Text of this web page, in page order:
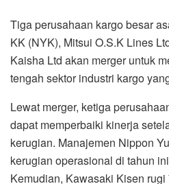
Tiga perusahaan kargo besar
KK (NYK), Mitsui O.S.K Lines
Kaisha Ltd akan merger untuk
tengah sektor industri kargo
Lewat merger, ketiga
dapat memperbaiki kinerja
kerugian. Manajemen Nippon
kerugian operasional di tahun
Kemudian, Kawasaki Kisen